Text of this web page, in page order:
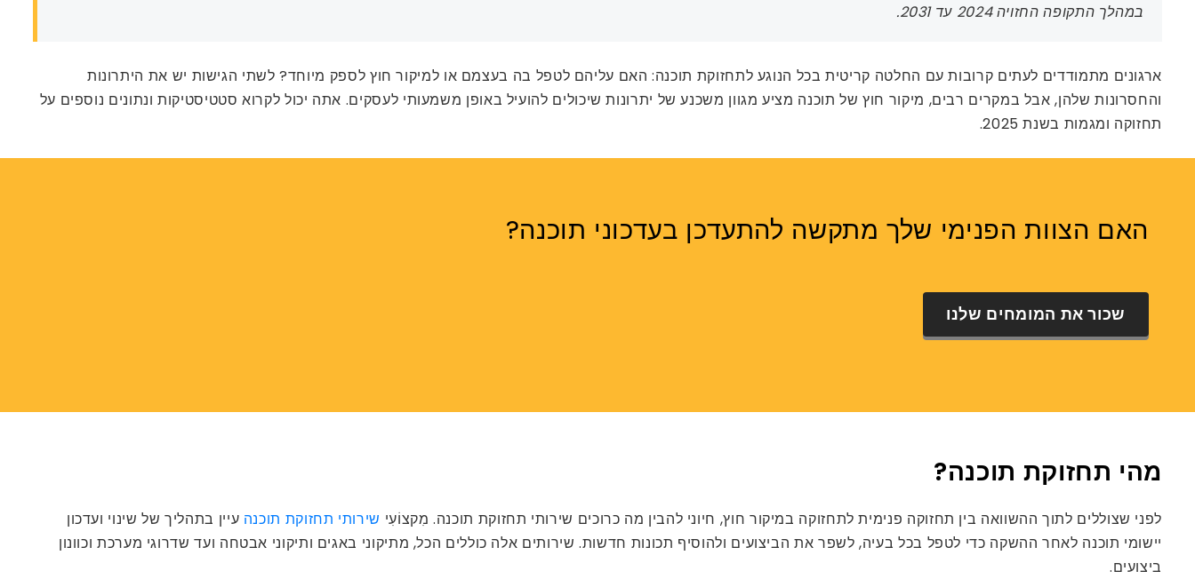
במהלך התקופה החזויה 2024 עד 2031.
ארגונים מתמודדים לעתים קרובות עם החלטה קריטית בכל הנוגע לתחזוקת תוכנה: האם עליהם לטפל בה בעצמם או למיקור חוץ לספק מיוחד? לשתי הגישות יש את היתרונות
והחסרונות שלהן, אבל במקרים רבים, מיקור חוץ של תוכנה מציע מגוון משכנע של יתרונות שיכולים להועיל באופן משמעותי לעסקים. אתה יכול לקרוא סטטיסטיקות ונתונים נוספים על
תחזוקה ומגמות בשנת 2025.
האם הצוות הפנימי שלך מתקשה להתעדכן בעדכוני תוכנה?
שכור את המומחים שלנו
מהי תחזוקת תוכנה?
לפני שצוללים לתוך ההשוואה בין תחזוקה פנימית לתחזוקה במיקור חוץ, חיוני להבין מה כרוכים שירותי תחזוקת תוכנה. מִקצוֹעִי שירותי תחזוקת תוכנה עיין בתהליך של שינוי ועדכון
יישומי תוכנה לאחר ההשקה כדי לטפל בכל בעיה, לשפר את הביצועים ולהוסיף תכונות חדשות. שירותים אלה כוללים הכל, מתיקוני באגים ותיקוני אבטחה ועד שדרוגי מערכת וכוונון
ביצועים.